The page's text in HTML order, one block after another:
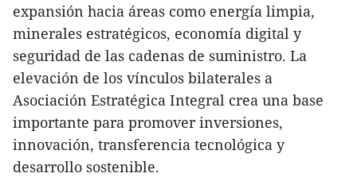
expansión hacia áreas como energía limpia,
minerales estratégicos, economía digital y
seguridad de las cadenas de suministro. La
elevación de los vínculos bilaterales a
Asociación Estratégica Integral crea una base
importante para promover inversiones,
innovación, transferencia tecnológica y
desarrollo sostenible.